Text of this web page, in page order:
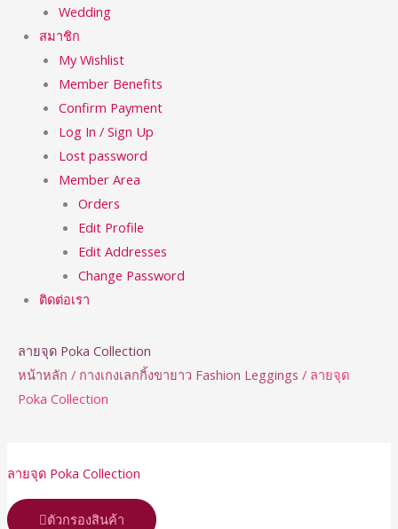
Wedding
สมาชิก
My Wishlist
Member Benefits
Confirm Payment
Log In / Sign Up
Lost password
Member Area
Orders
Edit Profile
Edit Addresses
Change Password
ติดต่อเรา
ลายจุด Poka Collection
หน้าหลัก / กางเกงเลกกิ้งขายาว Fashion Leggings / ลายจุด
Poka Collection
ลายจุด Poka Collection
ตัวกรองสินค้า